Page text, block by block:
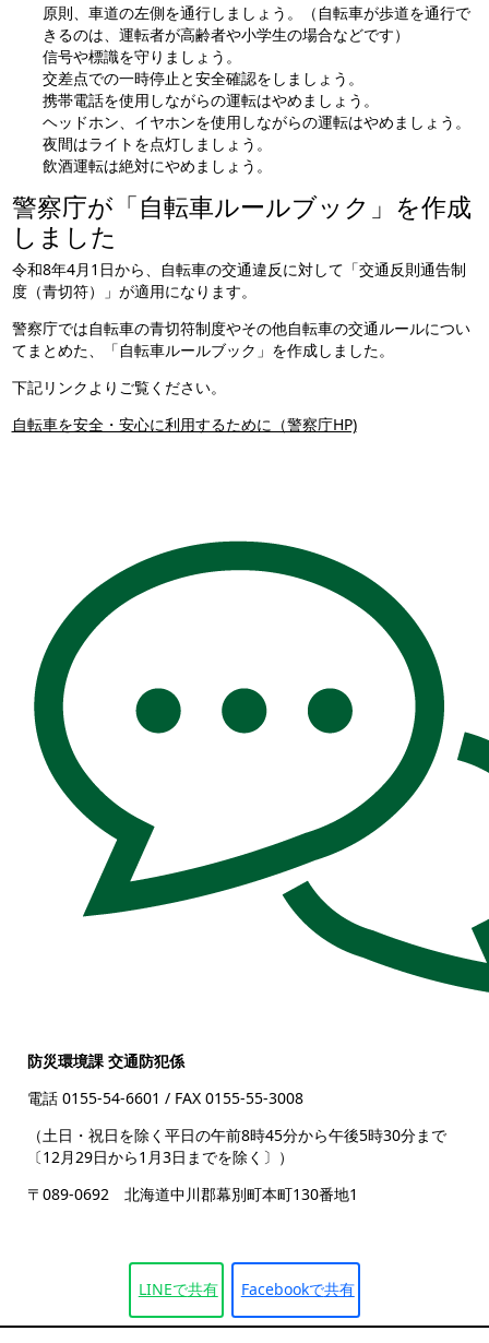
原則、車道の左側を通行しましょう。（自転車が歩道を通行で
きるのは、運転者が高齢者や小学生の場合などです）
信号や標識を守りましょう。
交差点での一時停止と安全確認をしましょう。
携帯電話を使用しながらの運転はやめましょう。
ヘッドホン、イヤホンを使用しながらの運転はやめましょう。
夜間はライトを点灯しましょう。
飲酒運転は絶対にやめましょう。
警察庁が「自転車ルールブック」を作成
しました
令和8年4月1日から、自転車の交通違反に対して「交通反則通告制
度（青切符）」が適用になります。
警察庁では自転車の青切符制度やその他自転車の交通ルールについ
てまとめた、「自転車ルールブック」を作成しました。
下記リンクよりご覧ください。
自転車を安全・安心に利用するために（警察庁HP)
防災環境課 交通防犯係
電話 0155-54-6601 / FAX 0155-55-3008
（土日・祝日を除く平日の午前8時45分から午後5時30分まで
〔12月29日から1月3日までを除く〕）
〒089-0692 北海道中川郡幕別町本町130番地1
LINEで共有 Facebookで共有